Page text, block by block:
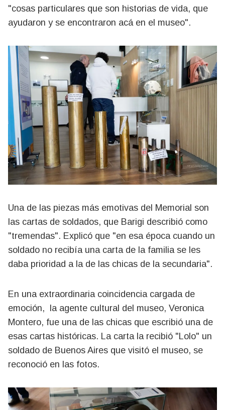
"cosas particulares que son historias de vida, que
ayudaron y se encontraron acá en el museo".
Una de las piezas más emotivas del Memorial son
las cartas de soldados, que Barigi describió como
"tremendas". Explicó que "en esa época cuando un
soldado no recibía una carta de la familia se les
daba prioridad a la de las chicas de la secundaria".
En una extraordinaria coincidencia cargada de
emoción, la agente cultural del museo, Veronica
Montero, fue una de las chicas que escribió una de
esas cartas históricas. La carta la recibió "Lolo" un
soldado de Buenos Aires que visitó el museo, se
reconoció en las fotos.